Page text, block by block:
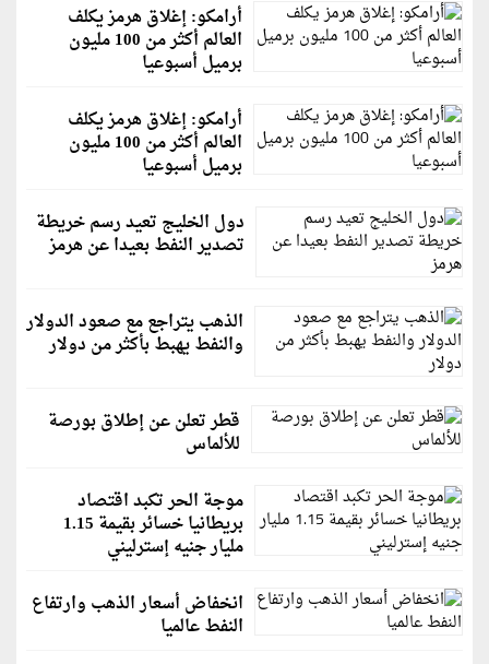
أرامكو: إغلاق هرمز يكلف
العالم أكثر من 100 مليون
برميل أسبوعيا
أرامكو: إغلاق هرمز يكلف
العالم أكثر من 100 مليون
برميل أسبوعيا
دول الخليج تعيد رسم خريطة
تصدير النفط بعيدا عن هرمز
الذهب يتراجع مع صعود الدولار
والنفط يهبط بأكثر من دولار
قطر تعلن عن إطلاق بورصة
للألماس
موجة الحر تكبد اقتصاد
بريطانيا خسائر بقيمة 1.15
مليار جنيه إسترليني
انخفاض أسعار الذهب وارتفاع
النفط عالميا